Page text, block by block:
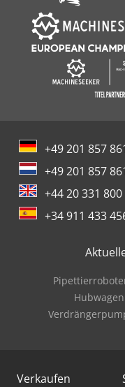
+49 201 857
+49 201 857
+44 20 331 800
+34 911 433
Verkaufen